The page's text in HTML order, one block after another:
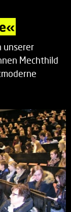
unserer
Mechthild